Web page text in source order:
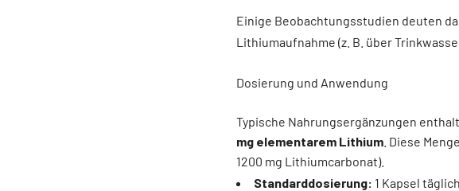
Einige Beobachtungsstudien deuten
Lithiumaufnahme (z. B. über
Dosierung und Anwendung
Typische Nahrungsergänzungen
mg elementarem Lithium . Diese
1200 mg Lithiumcarbonat).
Standarddosierung: 1 Kapsel